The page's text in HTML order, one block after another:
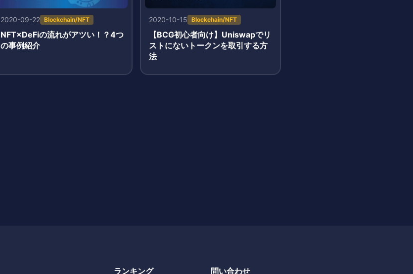
2020-09-22 Blockchain/NFT
NFT×DeFiの流れがアツい！？4つ
の事例紹介
2020-10-15 Blockchain/NFT
【BCG初心者向け】Uniswapでリ
ストにないトークンを取引する方
法
ランキング 問い合わせ